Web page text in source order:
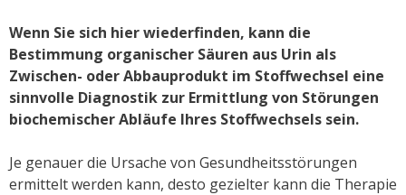
Wenn Sie sich hier wiederfinden, kann die
Bestimmung organischer Säuren aus Urin als
Zwischen- oder Abbauprodukt im Stoffwechsel eine
sinnvolle Diagnostik zur Ermittlung von Störungen
biochemischer Abläufe Ihres Stoffwechsels sein.
Je genauer die Ursache von Gesundheitsstörungen
ermittelt werden kann, desto gezielter kann die Therapie